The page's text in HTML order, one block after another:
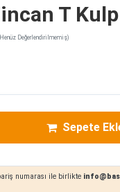
T Kulp
Değerlendirilmemiş)
Sepete
numarası ile birlikte